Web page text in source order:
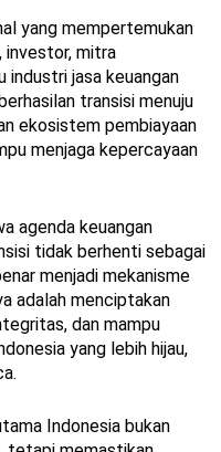
yang mempertemukan
investor, mitra
industri jasa keuangan
transisi menuju
ekosistem pembiayaan
menjaga kepercayaan
agenda keuangan
tidak berhenti sebagai
menjadi mekanisme
adalah menciptakan
dan mampu
yang lebih hijau,
Indonesia bukan